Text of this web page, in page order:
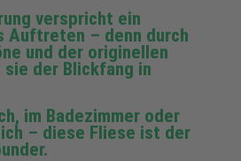
verspricht ein
Auftreten – denn durch
und der originellen
der Blickfang in
im Badezimmer oder
– diese Fliese ist der